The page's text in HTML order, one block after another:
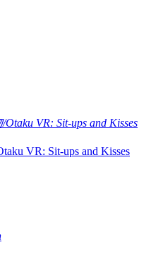
VR: Sit-ups and Kisses